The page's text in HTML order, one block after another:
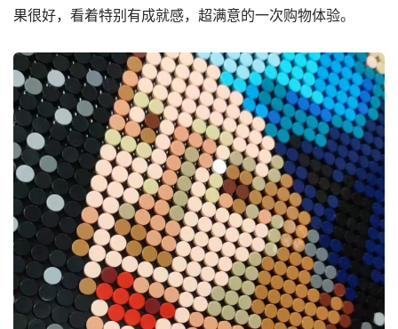
果很好，看着特别有成就感，超满意的一次购物体验。